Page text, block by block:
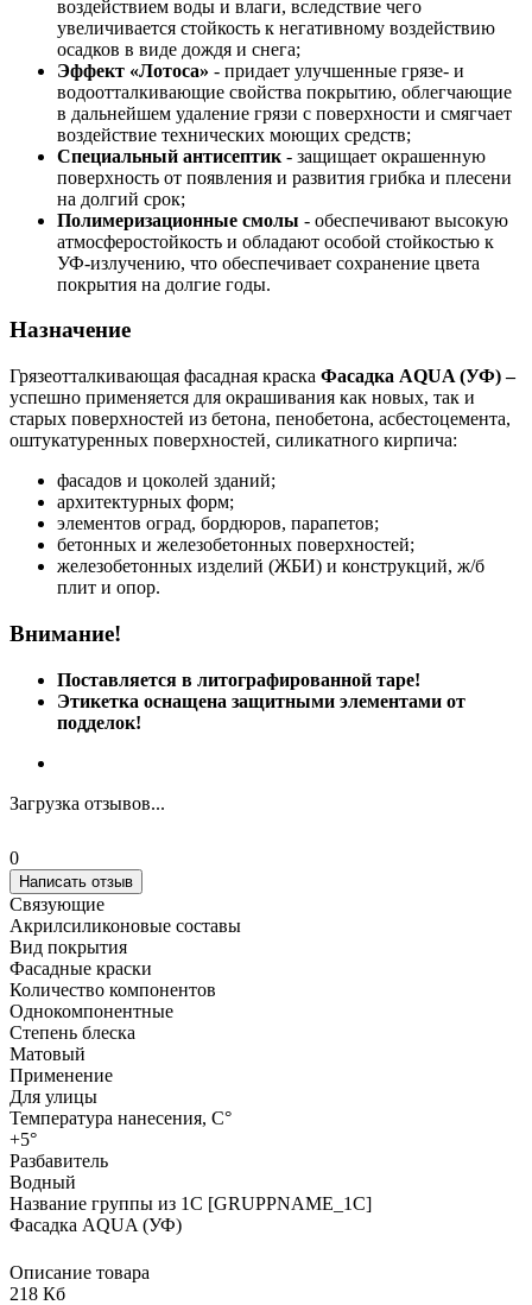
воздействием воды и влаги, вследствие чего
увеличивается стойкость к негативному воздействию
осадков в виде дождя и снега;
Эффект «Лотоса» - придает улучшенные грязе- и
водоотталкивающие свойства покрытию, облегчающие
в дальнейшем удаление грязи с поверхности и смягчает
воздействие технических моющих средств;
Специальный антисептик - защищает окрашенную
поверхность от появления и развития грибка и плесени
на долгий срок;
Полимеризационные смолы - обеспечивают высокую
атмосферостойкость и обладают особой стойкостью к
УФ-излучению, что обеспечивает сохранение цвета
покрытия на долгие годы.
Назначение
Грязеотталкивающая фасадная краска Фасадка AQUA (УФ) –
успешно применяется для окрашивания как новых, так и
старых поверхностей из бетона, пенобетона, асбестоцемента,
оштукатуренных поверхностей, силикатного кирпича:
фасадов и цоколей зданий;
архитектурных форм;
элементов оград, бордюров, парапетов;
бетонных и железобетонных поверхностей;
железобетонных изделий (ЖБИ) и конструкций, ж/б
плит и опор.
Внимание!
Поставляется в литографированной таре!
Этикетка оснащена защитными элементами от
подделок!
Загрузка отзывов...
0
Написать отзыв
Связующие
Акрилсиликоновые составы
Вид покрытия
Фасадные краски
Количество компонентов
Однокомпонентные
Степень блеска
Матовый
Применение
Для улицы
Температура нанесения, С°
+5°
Разбавитель
Водный
Название группы из 1С [GRUPPNAME_1C]
Фасадка AQUA (УФ)
Описание товара
218 Кб